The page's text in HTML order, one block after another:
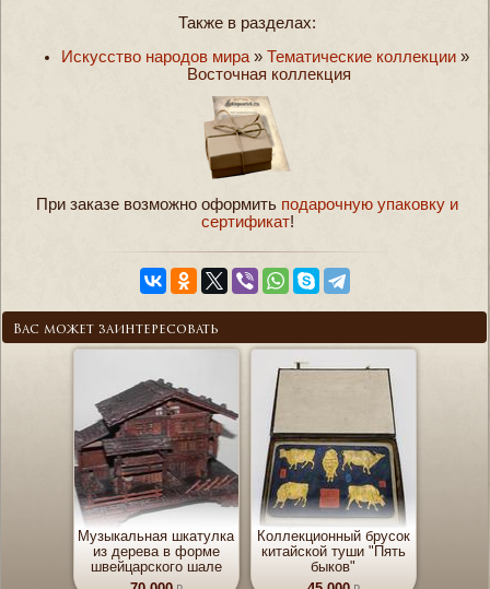
Также в разделах:
Искусство народов мира » Тематические коллекции »
Восточная коллекция
При заказе возможно оформить подарочную упаковку и
сертификат!
Вас может заинтересовать
Музыкальная шкатулка
из дерева в форме
швейцарского шале
Коллекционный брусок
китайской туши "Пять
быков"